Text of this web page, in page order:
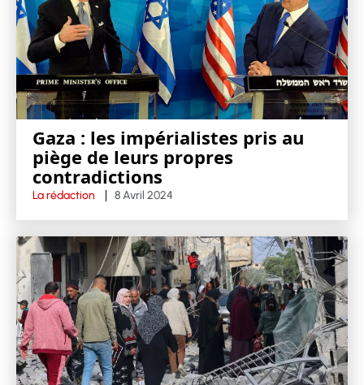
Gaza : les impérialistes pris au
piège de leurs propres
contradictions
La rédaction 8 Avril 2024